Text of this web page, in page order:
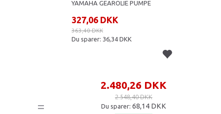
YAMAHA GEAROLIE PUMPE
327,06 DKK
363,40 DKK
Du sparer: 36,34 DKK
=
2.480,26 DKK
2.548,40 DKK
Du sparer: 68,14 DKK